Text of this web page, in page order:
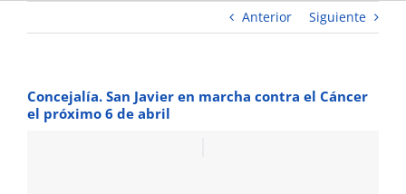
Anterior Siguiente
Concejalía. San Javier en marcha contra el Cáncer
el próximo 6 de abril